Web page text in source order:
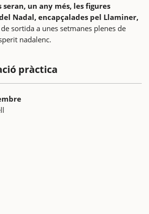
seran, un any més, les figures
Nadal, encapçalades pel Llaminer,
sortida a unes setmanes plenes de
nadalenc.
pràctica